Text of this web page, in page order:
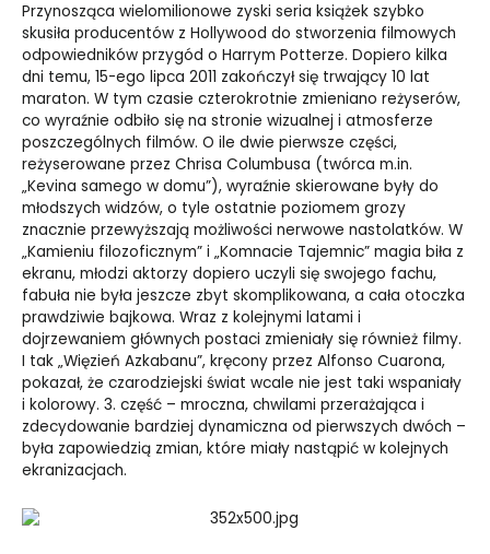
Przynosząca wielomilionowe zyski seria książek szybko
skusiła producentów z Hollywood do stworzenia filmowych
odpowiedników przygód o Harrym Potterze. Dopiero kilka
dni temu, 15-ego lipca 2011 zakończył się trwający 10 lat
maraton. W tym czasie czterokrotnie zmieniano reżyserów,
co wyraźnie odbiło się na stronie wizualnej i atmosferze
poszczególnych filmów. O ile dwie pierwsze części,
reżyserowane przez Chrisa Columbusa (twórca m.in.
„Kevina samego w domu”), wyraźnie skierowane były do
młodszych widzów, o tyle ostatnie poziomem grozy
znacznie przewyższają możliwości nerwowe nastolatków. W
„Kamieniu filozoficznym” i „Komnacie Tajemnic” magia biła z
ekranu, młodzi aktorzy dopiero uczyli się swojego fachu,
fabuła nie była jeszcze zbyt skomplikowana, a cała otoczka
prawdziwie bajkowa. Wraz z kolejnymi latami i
dojrzewaniem głównych postaci zmieniały się również filmy.
I tak „Więzień Azkabanu”, kręcony przez Alfonso Cuarona,
pokazał, że czarodziejski świat wcale nie jest taki wspaniały
i kolorowy. 3. część – mroczna, chwilami przerażająca i
zdecydowanie bardziej dynamiczna od pierwszych dwóch –
była zapowiedzią zmian, które miały nastąpić w kolejnych
ekranizacjach.